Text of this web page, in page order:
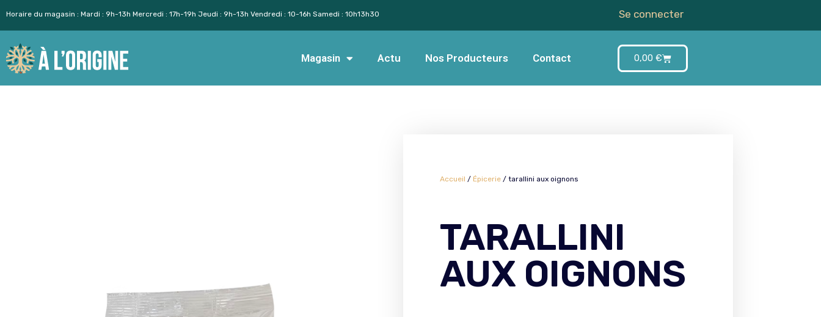
Aller
au
contenu
Horaire du magasin : Mardi : 9h-13h Mercredi : 17h-19h Jeudi : 9h-13h Vendredi : 10-16h Samedi : 10h13h30 Se connecter
Magasin Actu Nos Producteurs Contact 0,00 €
Accueil / Épicerie / tarallini aux oignons
TARALLINI
AUX OIGNONS